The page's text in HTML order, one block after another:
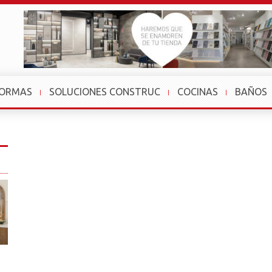
SOLUCIONES CONSTRUC COCINAS BAÑOS